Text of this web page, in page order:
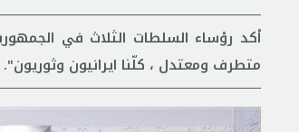
أكد رؤساء السلطات الثلاث في
متطرف ومعتدل ، كلّنا ايرانيون وثوريون".